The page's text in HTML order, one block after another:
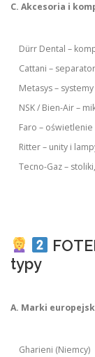
C. Akcesoria i
Dürr Dental –
Cattani –
Metasys –
NSK / Bien-Air –
Faro – oświetlenie
Ritter – unity i
Tecno-Gaz –
typy
A. Marki
Gharieni (Niemcy)